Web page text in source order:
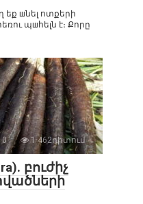
եք шնել ոտքերի
պшհելն է։ Քորը
0 1 462դիտում
բուժիչ